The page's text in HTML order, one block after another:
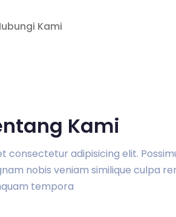
Kami
Kami
consectetur adipisicing elit.
nobis veniam similique culpa
tempora